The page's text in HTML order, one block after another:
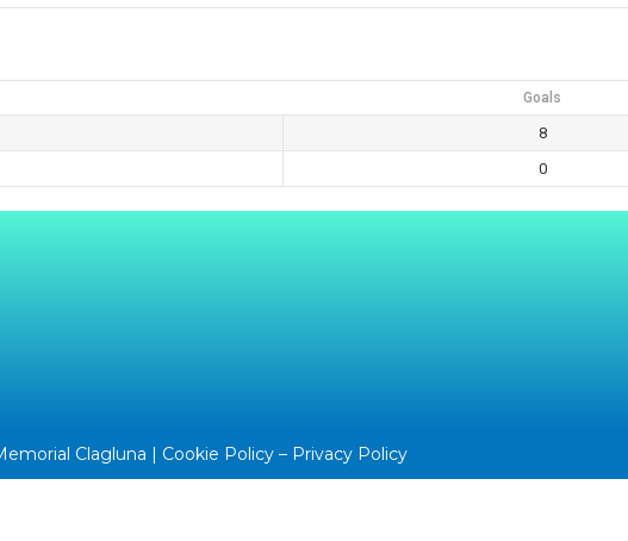
Goals
8
0
Clagluna | Cookie Policy – Privacy Policy